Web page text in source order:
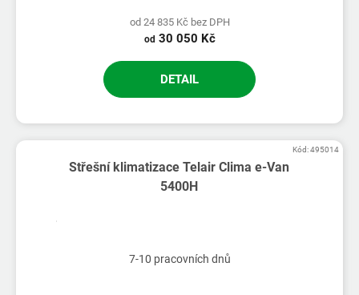
od 24 835 Kč bez DPH
od 30 050 Kč
DETAIL
Střešní klimatizace Telair Clima e-Van
5400H
7-10 pracovních dnů
Kód:495014